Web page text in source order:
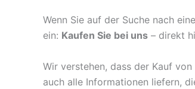
Wenn Sie auf der Suche nach
ein: Kaufen Sie bei uns – direkt
Wir verstehen, dass der Kauf
auch alle Informationen liefern,